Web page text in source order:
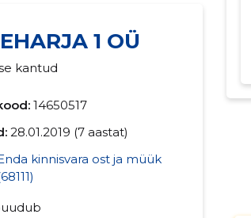
1 OÜ
kantud
14650517
28.01.2019 (7 aastat)
kinnisvara ost ja müük